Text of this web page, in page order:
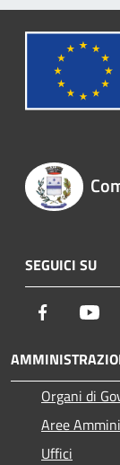
SEGUICI SU
Facebook
Organi di
Aree
Uffici